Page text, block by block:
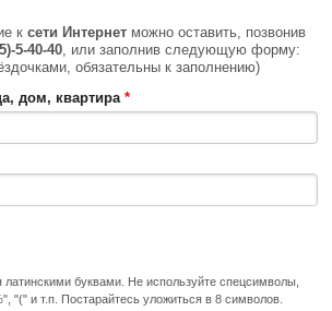
к сети Интернет можно оставить, позвонив
5-40-40 , или заполнив следующую форму:
обязательны к заполнению)
дом, квартира *
латинскими буквами. Не используйте спецсимволы,
"(" и т.п. Постарайтесь уложиться в 8 символов.